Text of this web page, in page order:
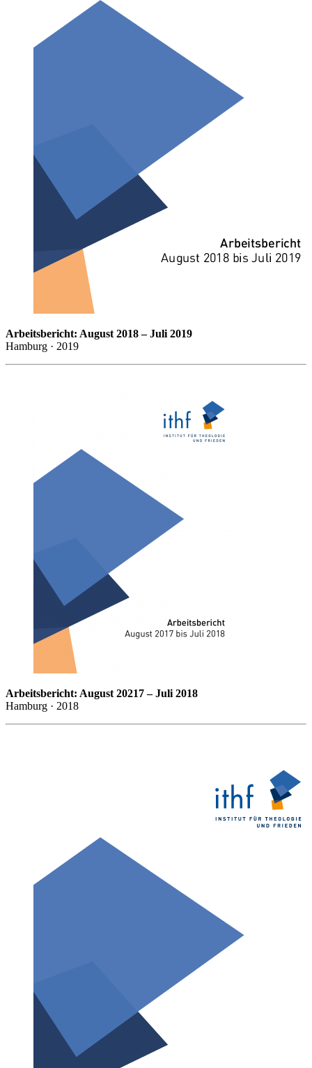
Arbeitsbericht: August 2018 – Juli 2019
Hamburg · 2019
Arbeitsbericht: August 20217 – Juli 2018
Hamburg · 2018